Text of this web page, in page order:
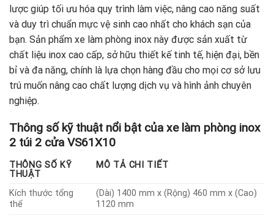
lược giúp tối ưu hóa quy trình làm việc, nâng cao năng suất
và duy trì chuẩn mực vệ sinh cao nhất cho khách sạn của
bạn. Sản phẩm xe làm phòng inox này được sản xuất từ
chất liệu inox cao cấp, sở hữu thiết kế tinh tế, hiện đại, bền
bỉ và đa năng, chính là lựa chọn hàng đầu cho mọi cơ sở lưu
trú muốn nâng cao chất lượng dịch vụ và hình ảnh chuyên
nghiệp.
Thông số kỹ thuật nổi bật của xe làm phòng inox
2 túi 2 cửa VS61X10
THÔNG SỐ KỸ
THUẬT
MÔ TẢ CHI TIẾT
Kích thước tổng
thể
(Dài) 1400 mm x (Rộng) 460 mm x (Cao)
1120 mm